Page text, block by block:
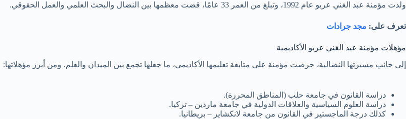
ولدت مؤمنة عبد الغني عربو عام 1992، وتبلغ من العمر 33 عامًا، قضت معظمها بين النضال والبحث العلمي والعمل الحقوقي.
تعرف على: مجد جرادات
مؤهلات مؤمنة عبد الغني عربو الأكاديمية
إلى جانب مسيرتها النضالية، حرصت مؤمنة على متابعة تعليمها الأكاديمي، ما جعلها تجمع بين الميدان والعلم. ومن أبرز مؤهلاتها:
دراسة القانون في جامعة حلب (المناطق المحررة).
دراسة العلوم السياسية والعلاقات الدولية في جامعة ماردين – تركيا.
كذلك درجة الماجستير في القانون من جامعة لانكشاير – بريطانيا.